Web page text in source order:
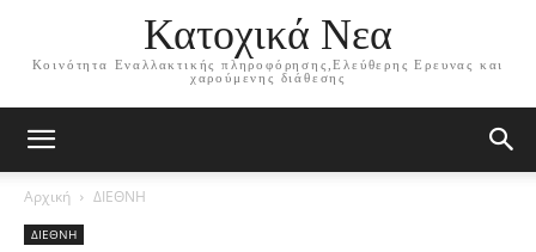
Κατοχικά Νεα
Κοινότητα Εναλλακτικής πληροφόρησης,Ελεύθερης Ερευνας και
χαρούμενης διάθεσης
Αρχική ΔΙΕΘΝΗ
ΔΙΕΘΝΗ